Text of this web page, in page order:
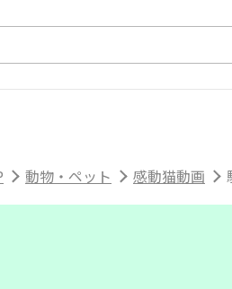
動物・ペット 感動猫動画